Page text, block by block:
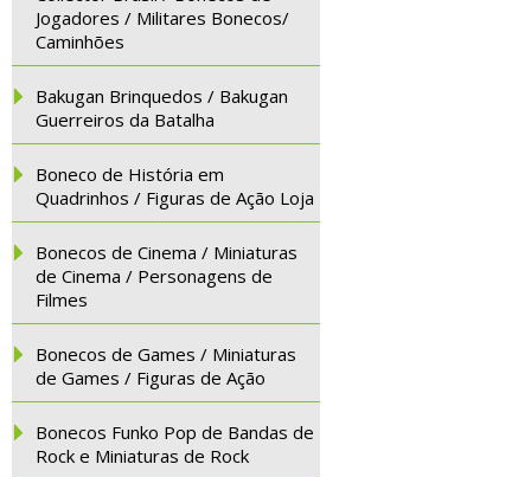
Jogadores / Militares Bonecos/
Caminhões
Bakugan Brinquedos / Bakugan
Guerreiros da Batalha
Boneco de História em
Quadrinhos / Figuras de Ação Loja
Bonecos de Cinema / Miniaturas
de Cinema / Personagens de
Filmes
Bonecos de Games / Miniaturas
de Games / Figuras de Ação
Bonecos Funko Pop de Bandas de
Rock e Miniaturas de Rock